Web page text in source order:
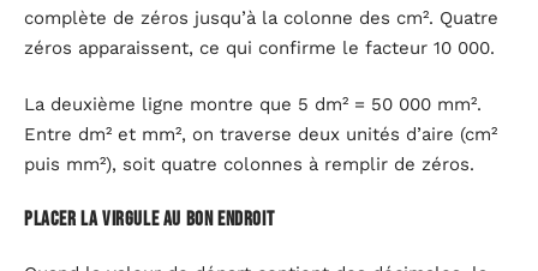
complète de zéros jusqu’à la colonne des cm². Quatre
zéros apparaissent, ce qui confirme le facteur 10 000.
La deuxième ligne montre que 5 dm² = 50 000 mm².
Entre dm² et mm², on traverse deux unités d’aire (cm²
puis mm²), soit quatre colonnes à remplir de zéros.
Placer la virgule au bon endroit